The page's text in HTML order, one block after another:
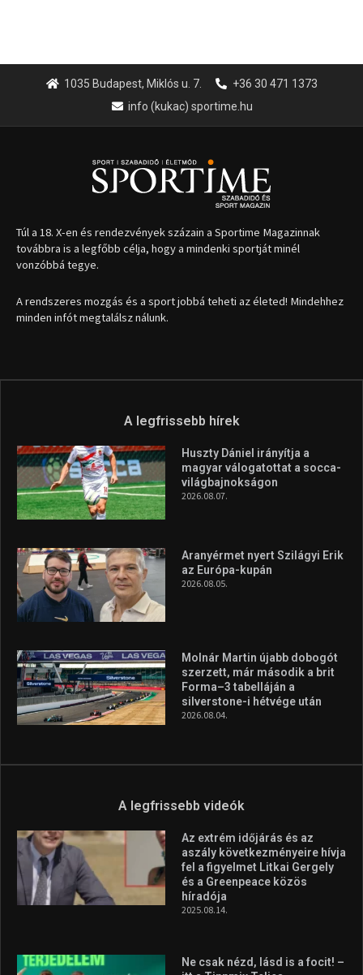
1035 Budapest, Miklós u. 7.
+36 30 471 1373
info (kukac) sportime.hu
Túl a 18. X-en és rendezvények százain a Sportime Magazinnak
továbbra is a legfőbb célja, hogy a mindenki sportját minél
vonzóbbá tegye.
A rendszeres mozgás és a sport jobbá teheti az életed! Mindehhez
minden infót megtalálsz nálunk.
A legfrissebb hírek
Huszty Dániel irányítja a
magyar válogatottat a socca-
világbajnokságon
2026.08.07.
Aranyérmet nyert Szilágyi Erik
az Európa-kupán
2026.08.05.
Molnár Martin újabb dobogót
szerzett, már második a brit
Forma–3 tabelláján a
silverstone-i hétvége után
2026.08.04.
A legfrissebb videók
Az extrém időjárás és az
aszály következményeire hívja
fel a figyelmet Litkai Gergely
és a Greenpeace közös
híradója
2025.08.14.
Ne csak nézd, lásd is a focit! –